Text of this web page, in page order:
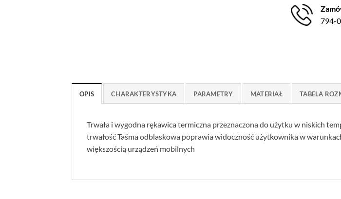
794-
OPIS CHARAKTERYSTYKA PARAMETRY MATERIAŁ TABELA
Trwała i wygodna rękawica termiczna przeznaczona do użytku w niskich
trwałość Taśma odblaskowa poprawia widoczność użytkownika w
większością urządzeń mobilnych